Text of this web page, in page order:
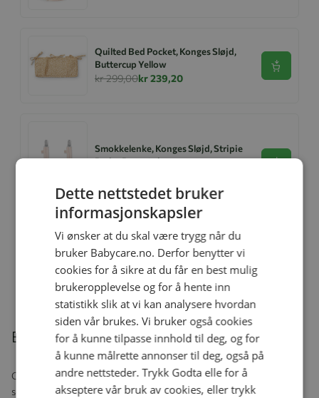
Quilted Bed Pocket, Konges Sløjd,
Buttercup Yellow
kr 299,00kr 239,20
Se
Smokkelenke, Konges Sløjd, Stripie
Petite Rose, 2pk
Se
Konges Sløjd Smekke, 2pk, Svane
kr 399,00kr 319,20
Beskrivelse
Gjør barnesengen trygg og sikker med Konges Sløjd sin superfine
sengekant, laget av 100% økologisk bomull og i tidløst design.
Dette nettstedet bruker
informasjonskapsler
Vi ønsker at du skal være trygg når du
bruker Babycare.no. Derfor benytter vi
cookies for å sikre at du får en best mulig
brukeropplevelse og for å hente inn
statistikk slik at vi kan analysere hvordan
siden vår brukes. Vi bruker også cookies
for å kunne tilpasse innhold til deg, og for
å kunne målrette annonser til deg, også på
andre nettsteder. Trykk Godta elle for å
akseptere vår bruk av cookies, eller trykk